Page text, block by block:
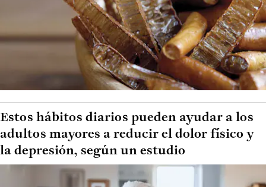
Estos hábitos diarios pueden ayudar a los
adultos mayores a reducir el dolor físico y
la depresión, según un estudio